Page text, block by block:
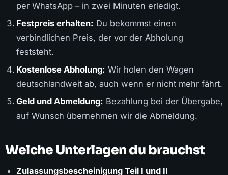
per WhatsApp – in zwei Minuten erledigt.
Festpreis erhalten: Du bekommst einen
verbindlichen Preis, der vor der Abholung
feststeht.
Kostenlose Abholung: Wir holen den Wagen
deutschlandweit ab, auch wenn er nicht mehr fährt.
Geld und Abmeldung: Bezahlung bei der Übergabe,
auf Wunsch übernehmen wir die Abmeldung.
Welche Unterlagen du brauchst
Zulassungsbescheinigung Teil I und II